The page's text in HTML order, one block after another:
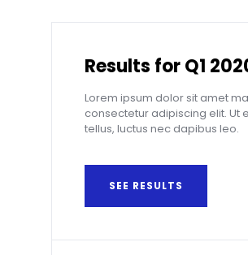
Results for Q1
Lorem ipsum dolor sit amet
consectetur adipiscing elit. Ut
tellus, luctus nec dapibus leo.
SEE RESULTS